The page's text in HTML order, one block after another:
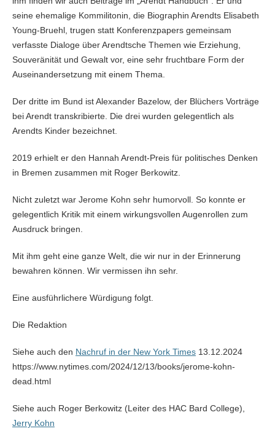
seine ehemalige Kommilitonin, die Biographin Arendts Elisabeth
Young-Bruehl, trugen statt Konferenzpapers gemeinsam
verfasste Dialoge über Arendtsche Themen wie Erziehung,
Souveränität und Gewalt vor, eine sehr fruchtbare Form der
Auseinandersetzung mit einem Thema.
Der dritte im Bund ist Alexander Bazelow, der Blüchers Vorträge
bei Arendt transkribierte. Die drei wurden gelegentlich als
Arendts Kinder bezeichnet.
2019 erhielt er den Hannah Arendt-Preis für politisches Denken
in Bremen zusammen mit Roger Berkowitz.
Nicht zuletzt war Jerome Kohn sehr humorvoll. So konnte er
gelegentlich Kritik mit einem wirkungsvollen Augenrollen zum
Ausdruck bringen.
Mit ihm geht eine ganze Welt, die wir nur in der Erinnerung
bewahren können. Wir vermissen ihn sehr.
Eine ausführlichere Würdigung folgt.
Die Redaktion
Siehe auch den Nachruf in der New York Times13.12.2024
https://www.nytimes.com/2024/12/13/books/jerome-kohn-
dead.html
Siehe auch Roger Berkowitz (Leiter des HAC Bard College),
Jerry Kohn